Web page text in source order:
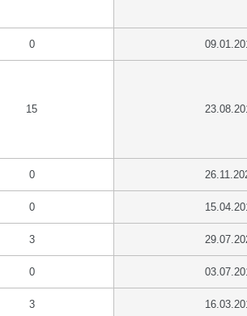
0
15
0
0
3
0
3